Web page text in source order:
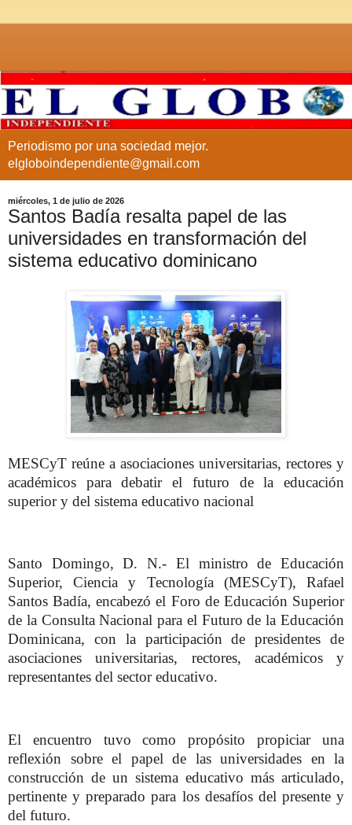
Periodismo por una sociedad mejor.
elgloboindependiente@gmail.com
miércoles, 1 de julio de 2026
Santos Badía resalta papel de las
universidades en transformación del
sistema educativo dominicano
MESCyT reúne a asociaciones universitarias, rectores y
académicos para debatir el futuro de la educación
superior y del sistema educativo nacional
Santo Domingo, D. N.- El ministro de Educación
Superior, Ciencia y Tecnología (MESCyT), Rafael
Santos Badía, encabezó el Foro de Educación Superior
de la Consulta Nacional para el Futuro de la Educación
Dominicana, con la participación de presidentes de
asociaciones universitarias, rectores, académicos y
representantes del sector educativo.
El encuentro tuvo como propósito propiciar una
reflexión sobre el papel de las universidades en la
construcción de un sistema educativo más articulado,
pertinente y preparado para los desafíos del presente y
del futuro.